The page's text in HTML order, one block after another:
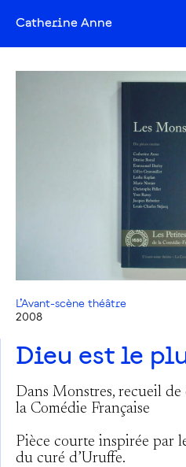
Catherine Anne
L’Avant-scène théâtre
2008
Dieu est le
Dans Monstres, recueil
la Comédie Française
Pièce courte inspirée par
du curé d’Uruffe.